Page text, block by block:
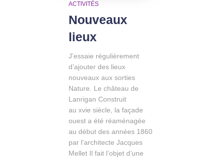
ACTIVITÉS
Nouveaux
lieux
J’essaie régulièrement
d’ajouter des lieux
nouveaux aux sorties
Nature. Le château de
Lanrigan Construit
au xvie siècle, la façade
ouest a été réaménagée
au début des années 1860
par l’architecte Jacques
Mellet Il fait l’objet d’une